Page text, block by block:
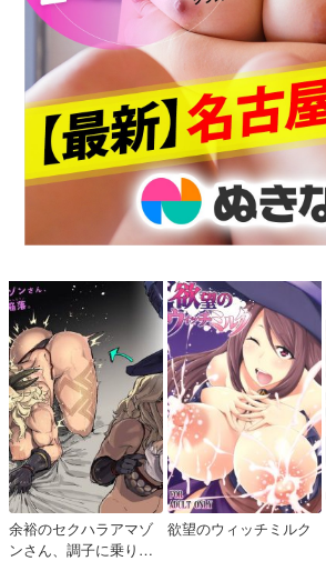
余裕のセクハラアマゾ
ンさん、調子に乗りす
欲望のウィッチミルク